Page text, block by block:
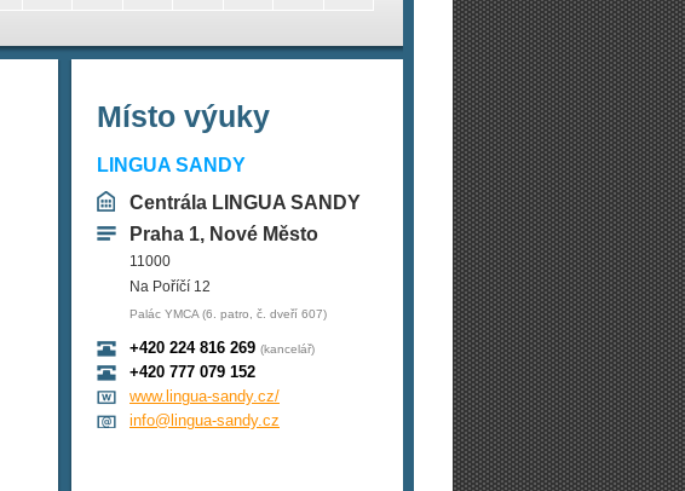
Místo výuky
LINGUA SANDY
Centrála LINGUA SANDY
Praha 1, Nové Město
11000
Na Poříčí 12
Palác YMCA (6. patro, č. dveří 607)
+420 224 816 269 (kancelář)
+420 777 079 152
www.lingua-sandy.cz/
info@lingua-sandy.cz